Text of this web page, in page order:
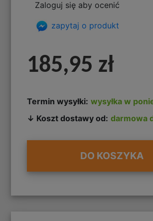
Zaloguj się aby ocenić
zapytaj o produkt
185,95 zł
Termin wysyłki: wysyłka w
↓ Koszt dostawy od: darmowa
DO KOSZYKA